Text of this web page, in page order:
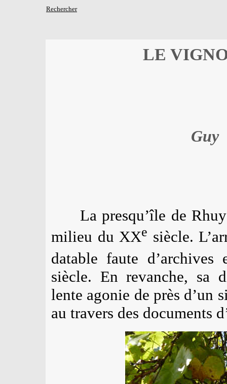
Rechercher
LE
Guy
La presqu’île de
milieu du XXe siècle.
datable faute
siècle. En revanche, sa
lente agonie de près d’un
au travers des documents